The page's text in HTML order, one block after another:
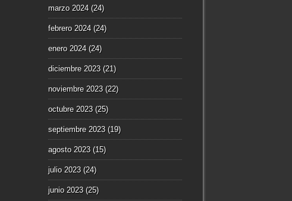
marzo 2024(24)
febrero 2024(24)
enero 2024(24)
diciembre 2023(21)
noviembre 2023(22)
octubre 2023(25)
septiembre 2023(19)
agosto 2023(15)
julio 2023(24)
junio 2023(25)